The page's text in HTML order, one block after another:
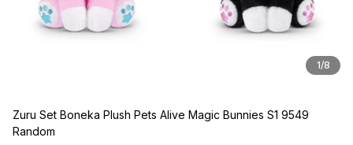
1/8
Zuru Set Boneka Plush Pets Alive Magic Bunnies S1 9549
Random